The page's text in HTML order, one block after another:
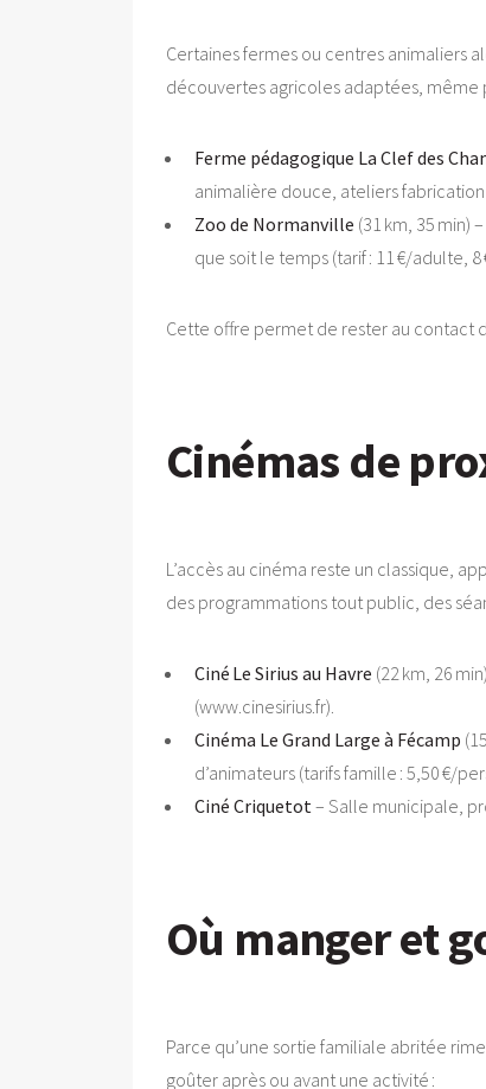
Certaines fermes ou centres animaliers
découvertes agricoles adaptées, même
Ferme pédagogique La Clef des
animalière douce, ateliers
Zoo de Normanville (31 km, 35 min)
que soit le temps (tarif : 11 €/adulte,
Cette offre permet de rester au contact
Cinémas de
L’accès au cinéma reste un classique,
des programmations tout public, des
Ciné Le Sirius au Havre (22 km, 26
(www.cinesirius.fr).
Cinéma Le Grand Large à Fécamp
d’animateurs (tarifs famille : 5,50 €/
Ciné Criquetot– Salle municipale,
Où manger et
Parce qu’une sortie familiale abritée
goûter après ou avant une activité :